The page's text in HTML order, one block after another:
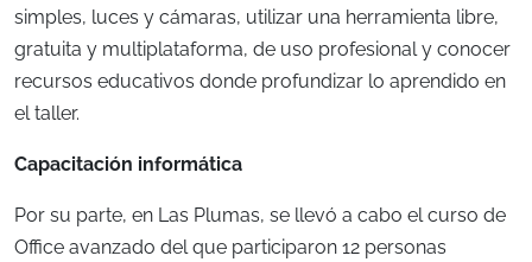
simples, luces y cámaras, utilizar una herramienta libre,
gratuita y multiplataforma, de uso profesional y conocer
recursos educativos donde profundizar lo aprendido en
el taller.
Capacitación informática
Por su parte, en Las Plumas, se llevó a cabo el curso de
Office avanzado del que participaron 12 personas